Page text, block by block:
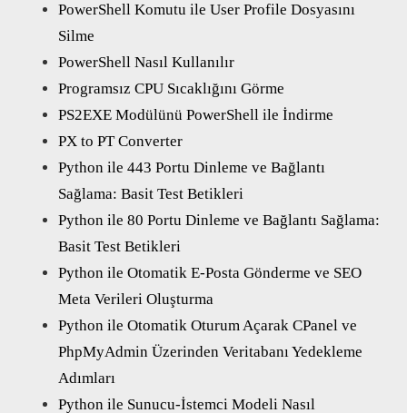
PowerShell Komutu ile User Profile Dosyasını
Silme
PowerShell Nasıl Kullanılır
Programsız CPU Sıcaklığını Görme
PS2EXE Modülünü PowerShell ile İndirme
PX to PT Converter
Python ile 443 Portu Dinleme ve Bağlantı
Sağlama: Basit Test Betikleri
Python ile 80 Portu Dinleme ve Bağlantı Sağlama:
Basit Test Betikleri
Python ile Otomatik E-Posta Gönderme ve SEO
Meta Verileri Oluşturma
Python ile Otomatik Oturum Açarak CPanel ve
PhpMyAdmin Üzerinden Veritabanı Yedekleme
Adımları
Python ile Sunucu-İstemci Modeli Nasıl